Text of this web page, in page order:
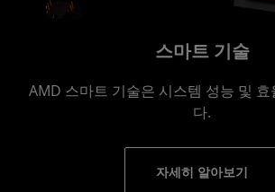
스마트 기술
AMD 스마트 기술은 시스템 성능 및
다.
자세히 알아보기